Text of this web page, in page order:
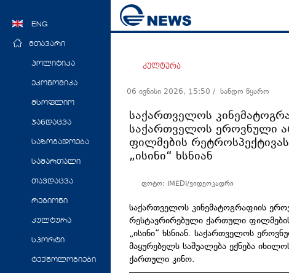
ENG
მთავარი
პოლიტიკა
ეკონომიკა
მსოფლიო
ჯანდაცვა
საზოგადოება
სამართალი
თავდაცვა
რეგიონი
კულტურა
სპორტი
ტექნოლოგიები
კულტურა
06 ივნისი 2026, 15:50 / სანდო წყარო
საქართველოს
საქართველოს ეროვნული
ფილმების
„ისინი“ ხსნიან
ფოტო: IMEDI/ვიდეოკადრი
საქართველოს კინემატოგრაფიის
რესტავრირებული ქართული
„ისინი“ ხსნიან. საქართველოს
მაყურებელს საშუალება ექნება
ქართული კინო.